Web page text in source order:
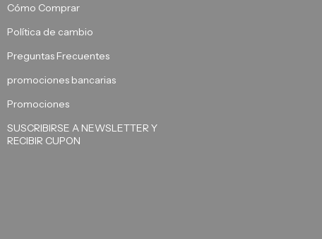
Cómo Comprar
Política de cambio
Preguntas Frecuentes
promociones bancarias
Promociones
SUSCRIBIRSE A NEWSLETTER Y
RECIBIR CUPON